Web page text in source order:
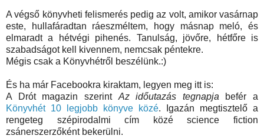
A végső könyvheti felismerés pedig az volt, amikor vasárnap
este, hullafáradtan ráeszméltem, hogy másnap meló, és
elmaradt a hétvégi pihenés. Tanulság, jövőre, hétfőre is
szabadságot kell kivennem, nemcsak péntekre.
Mégis csak a Könyvhétről beszélünk.:)
És ha már Facebookra kiraktam, legyen meg itt is:
A Drót magazin szerint Az időutazás tegnapja befér a
Könyvhét 10 legjobb könyve közé. Igazán megtisztelő a
rengeteg szépirodalmi cím közé science fiction
zsánerszerzőként bekerülni.